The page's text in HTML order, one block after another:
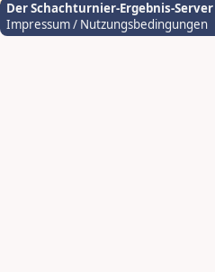
Der Schachturnier-Ergebnis-Server
Impressum / Nutzungsbedingungen